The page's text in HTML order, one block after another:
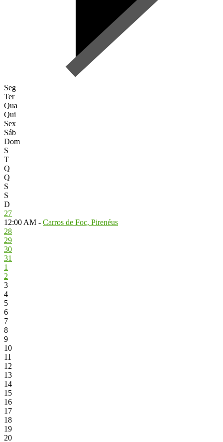
Seg
Ter
Qua
Qui
Sex
Sáb
Dom
S
T
Q
Q
S
S
D
27
12:00 AM - Carros de Foc, Pirenéus
28
29
30
31
1
2
3
4
5
6
7
8
9
10
11
12
13
14
15
16
17
18
19
20